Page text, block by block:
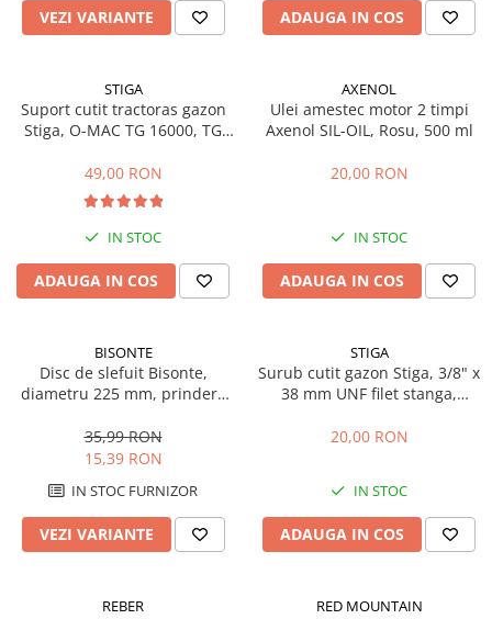
Dispozitive de imprastiat si
semanat
Lopeti pentru zapada
Roabe si carucioare
Plase si folii pentru gradinarit
Alte unelte de gradinarit
Echipamente de protectie pentru
Casti de protectie
Ochelari de protectie
Electrice si Iluminat
Sisteme fotovoltaice
Prize & Prelungitoare
Constructii
Masini de taiat
Masini de taiat beton / asfalt
Masini de taiat gresie / faianta
Motodebitatoare
VEZI VARIANTE ADAUGA IN COS
STIGA
Suport cutit tractoras gazon
Stiga, O-MAC TG 16000, TG
49,00 RON
IN STOC
ADAUGA IN COS
AXENOL
Ulei amestec motor 2 timpi
Axenol SIL-OIL, Rosu, 500 ml
20,00 RON
IN STOC
ADAUGA IN COS
BISONTE
Disc de slefuit Bisonte,
diametru 225 mm, prindere
35,99 RON
15,39 RON
IN STOC FURNIZOR
VEZI VARIANTE
STIGA
Surub cutit gazon Stiga, 3/8" x
38 mm UNF filet stanga,
20,00 RON
IN STOC
ADAUGA IN COS
REBER RED MOUNTAIN